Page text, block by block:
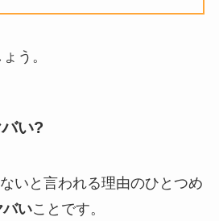
う。
い?
いと言われる理由のひとつめ
バいことです。